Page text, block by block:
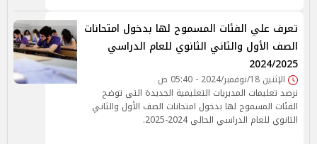
تعرف علي الفئات المسموح لها بدخول امتحانات
الصف الأول والثاني الثانوي للعام الدراسي
2024/2025
الإثنين 18/نوفمبر/2024 - 05:40 ص
نرصد تعليمات المديريات التعليمية الجديدة التي توضح
الفئات المسموح لها بدخول امتحانات الصف الأول والثاني
الثانوي للعام الدراسي الحالي 2024-2025.